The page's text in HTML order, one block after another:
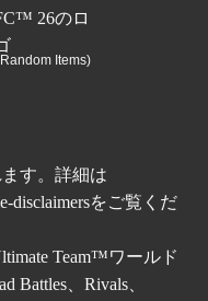
Items)
す。詳細は
disclaimersをご覧くだ
Team™ワールド
Battles、Rivals、